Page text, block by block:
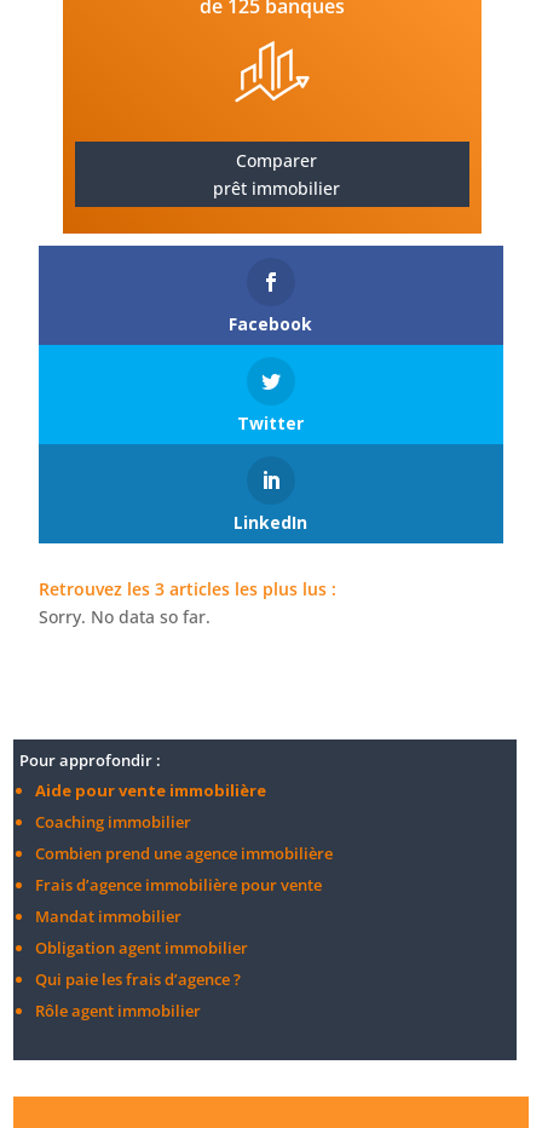
de 125 banques
Comparer
prêt immobilier
Facebook
Twitter
LinkedIn
Retrouvez les 3 articles les plus lus :
Sorry. No data so far.
Pour approfondir :
Aide pour vente immobilière
Coaching immobilier
Combien prend une agence immobilière
Frais d’agence immobilière pour vente
Mandat immobilier
Obligation agent immobilier
Qui paie les frais d’agence ?
Rôle agent immobilier